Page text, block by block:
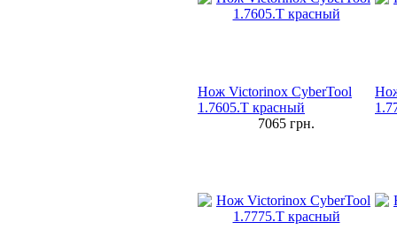
Нож Victorinox CyberTool
1.7605.Т красный
7065 грн.